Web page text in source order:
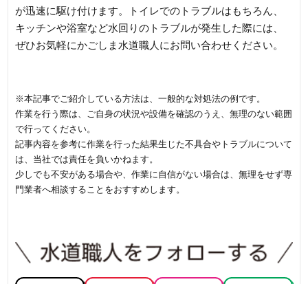
が迅速に駆け付けます。トイレでのトラブルはもちろん、
キッチンや浴室など水回りのトラブルが発生した際には、
ぜひお気軽にかごしま水道職人にお問い合わせください。
※本記事でご紹介している方法は、一般的な対処法の例です。
作業を行う際は、ご自身の状況や設備を確認のうえ、無理のない範囲
で行ってください。
記事内容を参考に作業を行った結果生じた不具合やトラブルについて
は、当社では責任を負いかねます。
少しでも不安がある場合や、作業に自信がない場合は、無理をせず専
門業者へ相談することをおすすめします。